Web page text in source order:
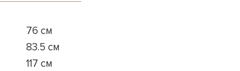
76 см
83.5 см
117 см